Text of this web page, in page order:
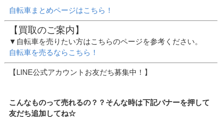
自転車まとめページはこちら！
【買取のご案内】
▼自転車を売りたい方はこちらのページを参考ください。
自転車を売るならこちら！
【LINE公式アカウントお友だち募集中！】
こんなものって売れるの？？そんな時は下記バナーを押して
友だち追加してね☆